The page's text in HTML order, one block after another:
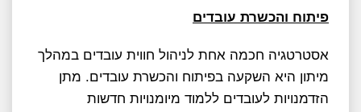
פיתוח והכשרת עובדים
אסטרטגיה חכמה אחת לניהול חווית עובדים במהלך
מיתון היא השקעה בפיתוח והכשרת עובדים. מתן
הזדמנויות לעובדים ללמוד מיומנויות חדשות